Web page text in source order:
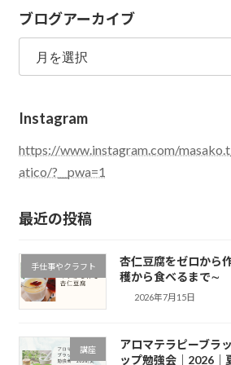
テ
ゴ
ー
ブログアーカイブ
ブ
グ
ー
イ
ブ
Instagram
https://www.instagram.com/
atico/?__pwa=1
最近の投稿
手仕事やクラフト
杏仁豆腐をゼロから
穫から食べるまで∼
2026年7月15日
講座
アロマテラピーブラ
ップ勉強会｜2026｜